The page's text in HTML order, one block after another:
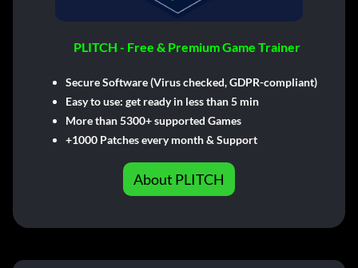
PLITCH - Free & Premium Game Trainer
Secure Software (Virus checked, GDPR-compliant)
Easy to use: get ready in less than 5 min
More than 5300+ supported Games
+1000 Patches every month & Support
About PLITCH